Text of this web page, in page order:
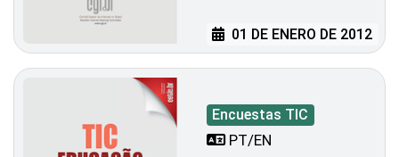
01 DE ENERO DE 2012
Encuestas TIC
PT/EN